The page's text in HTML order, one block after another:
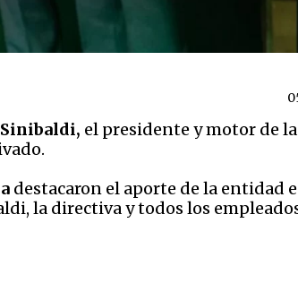
el presidente y motor de la
destacaron el aporte de la entidad
la directiva y todos los